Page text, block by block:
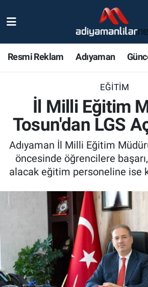
Resmi Reklam Adıyaman
EĞITIM
İl Milli Eğitim
Tosun'dan LGS
Adıyaman İl Milli Eğitim
öncesinde öğrencilere
alacak eğitim personeline ise
Magazin
Bölge Haberleri
Gündem
Asayiş
Sağlık
Özel Haber
Kültür Sanat
Nöbetçi Eczaneler
Adiyaman Namaz Vakitleri
Trafik Durumu
Süper Lig Puan Durumu ve
Tüm Manşetler
Son Dakika Haberleri
Haber Arşivi